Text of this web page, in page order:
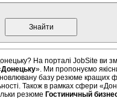
На порталі JobSite ви
Донецьку». Ми пропонуємо
базу резюме кращих
Також в рамках сфери
резюме Гостиничный